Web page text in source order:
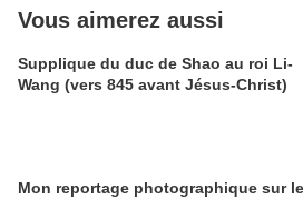
Vous aimerez aussi
Supplique du duc de Shao au roi Li-
Wang (vers 845 avant Jésus-Christ)
Mon reportage photographique sur le